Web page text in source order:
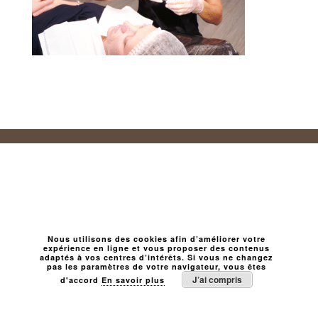
Nous utilisons des cookies afin d’améliorer votre
expérience en ligne et vous proposer des contenus
adaptés à vos centres d’intérêts. Si vous ne changez
pas les paramètres de votre navigateur, vous êtes
d'accord En savoir plus J’ai compris